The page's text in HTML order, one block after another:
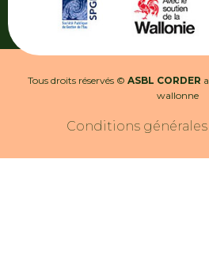
Tous droits réservés © ASBL CORDER
wallonne
Conditions